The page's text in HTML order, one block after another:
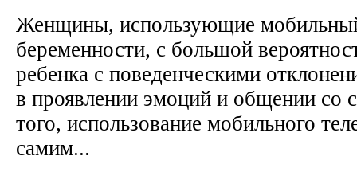
Женщины, использующие
беременности, с большой
ребенка с поведенческими
в проявлении эмоций и общении со
того, использование мобильного
самим...